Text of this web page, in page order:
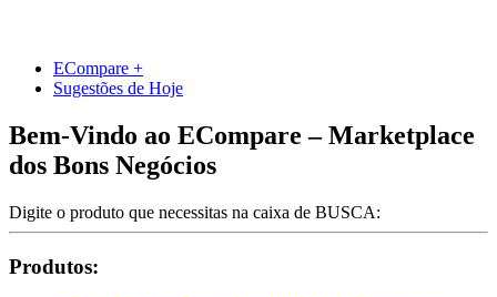
ECompare +
Sugestões de Hoje
Bem-Vindo ao ECompare – Marketplace
dos Bons Negócios
Digite o produto que necessitas na caixa de BUSCA:
Produtos: